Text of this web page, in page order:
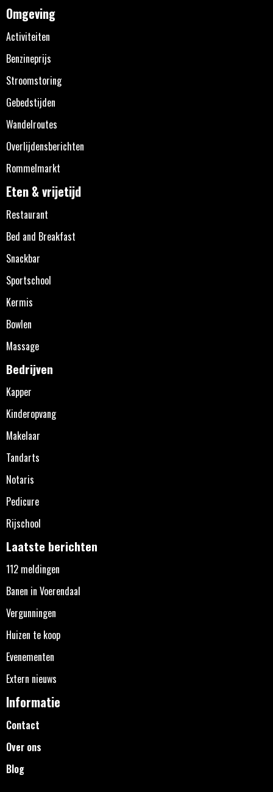
Omgeving
Activiteiten
Benzineprijs
Stroomstoring
Gebedstijden
Wandelroutes
Overlijdensberichten
Rommelmarkt
Eten & vrijetijd
Restaurant
Bed and Breakfast
Snackbar
Sportschool
Kermis
Bowlen
Massage
Bedrijven
Kapper
Kinderopvang
Makelaar
Tandarts
Notaris
Pedicure
Rijschool
Laatste berichten
112 meldingen
Banen in Voerendaal
Vergunningen
Huizen te koop
Evenementen
Extern nieuws
Informatie
Contact
Over ons
Blog